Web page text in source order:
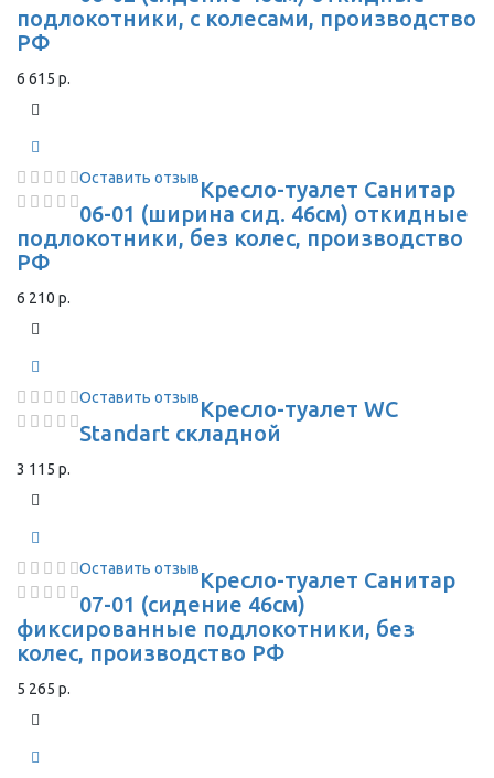
подлокотники, с колесами, производство
РФ
6 615 р.
Оставить отзывКресло-туалет Санитар
06-01 (ширина сид. 46см) откидные
подлокотники, без колес, производство
РФ
6 210 р.
Оставить отзывКресло-туалет WC
Standart складной
3 115 р.
Оставить отзывКресло-туалет Санитар
07-01 (сидение 46см)
фиксированные подлокотники, без
колес, производство РФ
5 265 р.